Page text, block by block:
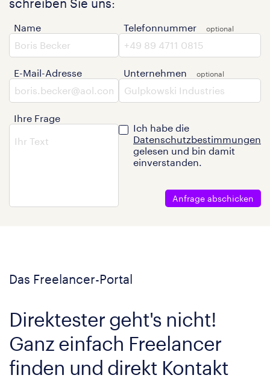
schreiben Sie uns:
Name
E-Mail-Adresse
Ihre Frage
Telefonnummer
Unternehmen
Ich habe die
Datenschutzbestimmungen
gelesen und bin damit
einverstanden.
Anfrage abschicken
Das Freelancer-Portal
Direktester geht's nicht!
Ganz einfach Freelancer
finden und direkt Kontakt